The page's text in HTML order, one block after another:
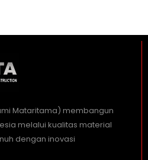
Mataritama) membangun
melalui kualitas material
dengan inovasi